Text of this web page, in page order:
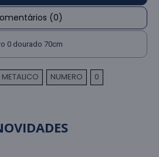
(0)
0 dourado 70cm
METALICO NUMERO 0